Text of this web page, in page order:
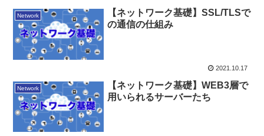
Network
【ネットワーク基礎】SSL/TLSで
の通信の仕組み
2021.10.17
Network
【ネットワーク基礎】WEB3層で
用いられるサーバーたち